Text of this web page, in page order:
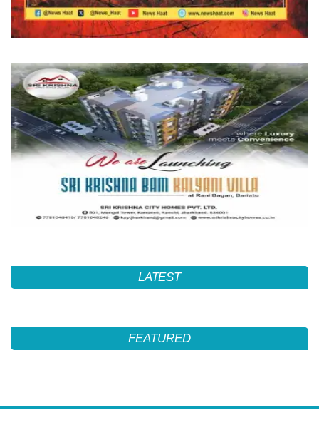
LATEST
FEATURED